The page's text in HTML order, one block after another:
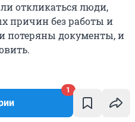
1
откликаться люди,
причин без работы и
потеряны документы, и
веселый мужчина.